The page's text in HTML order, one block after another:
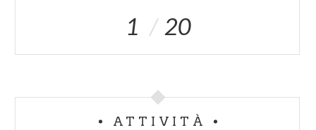
1 20
ATTIVITÀ